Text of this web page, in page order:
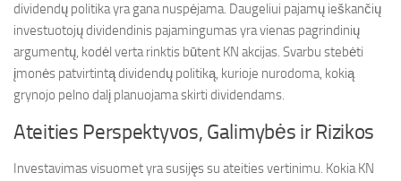
dividendų politika yra gana nuspėjama. Daugeliui pajamų ieškančių
investuotojų dividendinis pajamingumas yra vienas pagrindinių
argumentų, kodėl verta rinktis būtent KN akcijas. Svarbu stebėti
įmonės patvirtintą dividendų politiką, kurioje nurodoma, kokią
grynojo pelno dalį planuojama skirti dividendams.
Ateities Perspektyvos, Galimybės ir Rizikos
Investavimas visuomet yra susijęs su ateities vertinimu. Kokia KN